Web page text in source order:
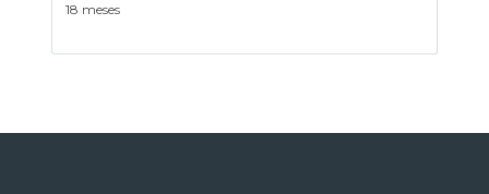
18 meses